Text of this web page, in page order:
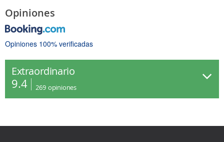
Opiniones
Opiniones 100% verificadas
Extraordinario
9.4 269 opiniones